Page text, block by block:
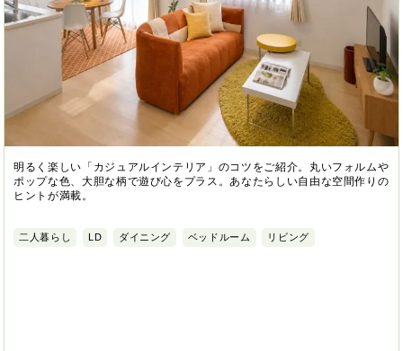
明るく楽しい「カジュアルインテリア」のコツをご紹介。丸いフォルムや
ポップな色、大胆な柄で遊び心をプラス。あなたらしい自由な空間作りの
ヒントが満載。
二人暮らし LD ダイニング ベッドルーム リビング